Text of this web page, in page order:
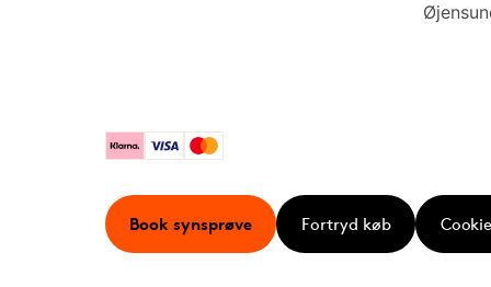
KlarnaVisa Mastercard
Book synsprøve Fortryd køb